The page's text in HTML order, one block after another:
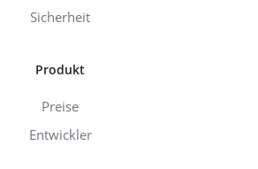
Sicherheit
Produkt
Preise
Entwickler